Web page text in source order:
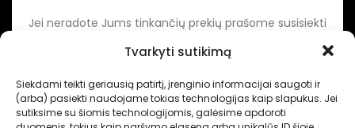
Tvarkyti sutikimą
Siekdami teikti geriausią patirtį, įrenginio informacijai saugoti ir
(arba) pasiekti naudojame tokias technologijas kaip slapukus. Jei
sutiksime su šiomis technologijomis, galėsime apdoroti
Jei neradote Jums tinkančių prekių prašome susisiekti
Intertechnika Sukurta pagal užsakymą - Dominykas Vitkauskas
Internetinių svetainių sprendimai